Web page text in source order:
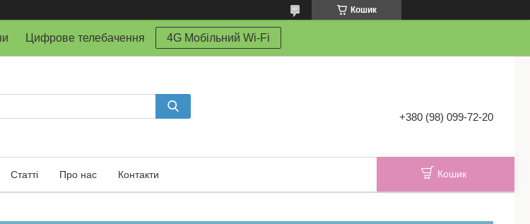
Кошик
Цифрове телебачення 4G Мобільний Wi-Fi
+380 (98) 099-72-20
Статті Про нас Контакти Кошик